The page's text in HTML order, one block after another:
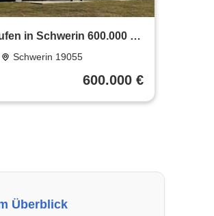
in Schwerin 600.000 €
Schwerin 19055
600.000 €
Überblick